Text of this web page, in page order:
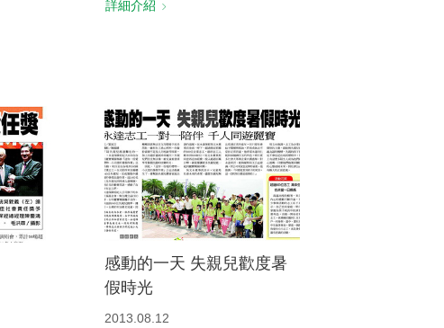
詳細介紹
感動的一天 失親兒歡度暑
假時光
2013.08.12